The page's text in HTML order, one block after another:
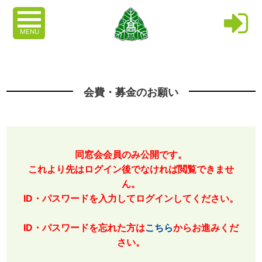
MENU
会費・募金のお願い
同窓会会員のみ公開です。
これより先はログイン後でなければ閲覧できませ
ん。
ID・パスワードを入力してログインしてください。
ID・パスワードを忘れた方はこちらからお進みくだ
さい。